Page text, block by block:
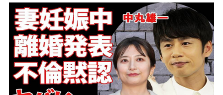
を発表しなかった裏側に涙が零れ落ちた...『KAT-
TUN』亀梨和也の怒りの本音がヤバすぎた...